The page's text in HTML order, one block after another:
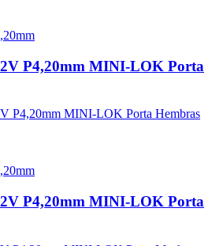
P4,20mm MINI-LOK Porta
P4,20mm MINI-LOK Porta